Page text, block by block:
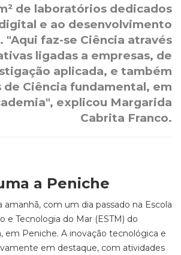
de laboratórios dedicados
e ao desenvolvimento
faz-se Ciência através
ligadas a empresas, de
aplicada, e também
Ciência fundamental, em
explicou Margarida
Cabrita Franco.
a Peniche
amanhã, com um dia passado na Escola
e Tecnologia do Mar (ESTM) do
em Peniche. A inovação tecnológica e
em destaque, com atividades